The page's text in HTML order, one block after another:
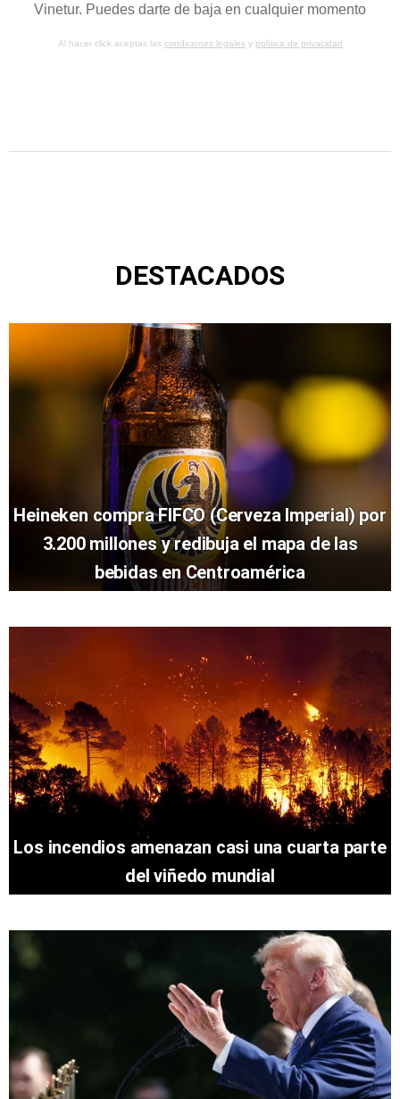
Vinetur. Puedes darte de baja en cualquier momento
Al hacer click aceptas las condiciones legalesy política de privacidad
DESTACADOS
Heineken compra FIFCO (Cerveza Imperial) por
3.200 millones y redibuja el mapa de las
bebidas en Centroamérica
Los incendios amenazan casi una cuarta parte
del viñedo mundial